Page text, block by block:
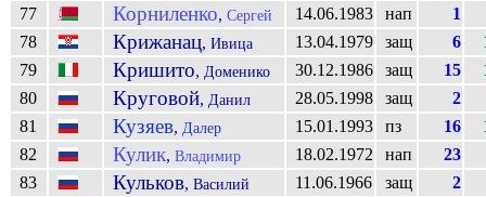
77
Корниленко, Сергей 14.06.1983 нап
1
78
Крижанац, Ивица 13.04.1979 защ 6
79
Кришито, Доменико 30.12.1986 защ 15
80
Круговой, Данил 28.05.1998 защ
2
81
Кузяев, Далер 15.01.1993 пз 16
82
Кулик, Владимир 18.02.1972 нап
23
83
Кульков, Василий 11.06.1966 защ
2